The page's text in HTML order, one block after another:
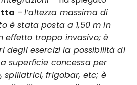
–l’altezza massima di
è stata posta a 1,50 m in
effetto troppo invasivo; è
degli esercizi la possibilità di
superficie concessa per
spillatrici, frigobar, etc; è